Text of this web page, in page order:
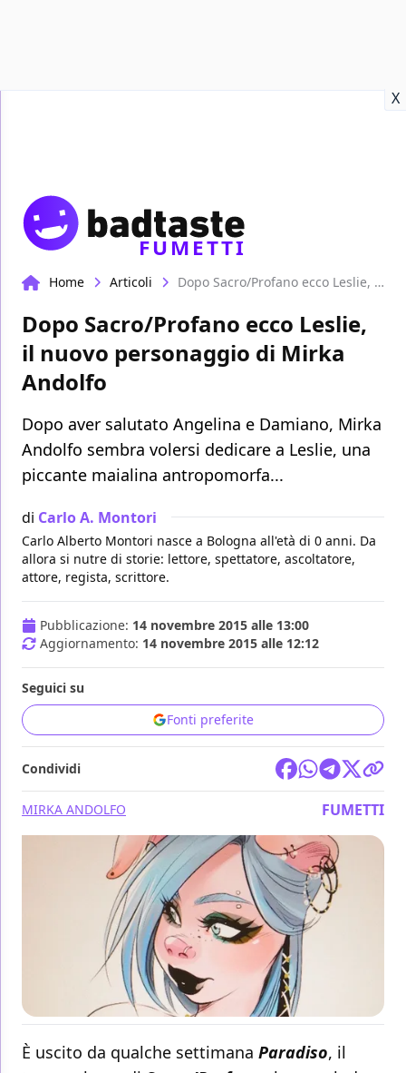
X
FUMETTI
Home Articoli Dopo Sacro/Profano ecco Leslie, il nuovo personaggio di Mirka Andolfo
Dopo Sacro/Profano ecco Leslie,
il nuovo personaggio di Mirka
Andolfo
Dopo aver salutato Angelina e Damiano, Mirka
Andolfo sembra volersi dedicare a Leslie, una
piccante maialina antropomorfa...
di Carlo A. Montori
Carlo Alberto Montori nasce a Bologna all'età di 0 anni. Da
allora si nutre di storie: lettore, spettatore, ascoltatore,
attore, regista, scrittore.
Pubblicazione: 14 novembre 2015 alle 13:00
Aggiornamento: 14 novembre 2015 alle 12:12
Seguici su
Fonti preferite
Condividi
MIRKA ANDOLFO FUMETTI
È uscito da qualche settimana Paradiso, il